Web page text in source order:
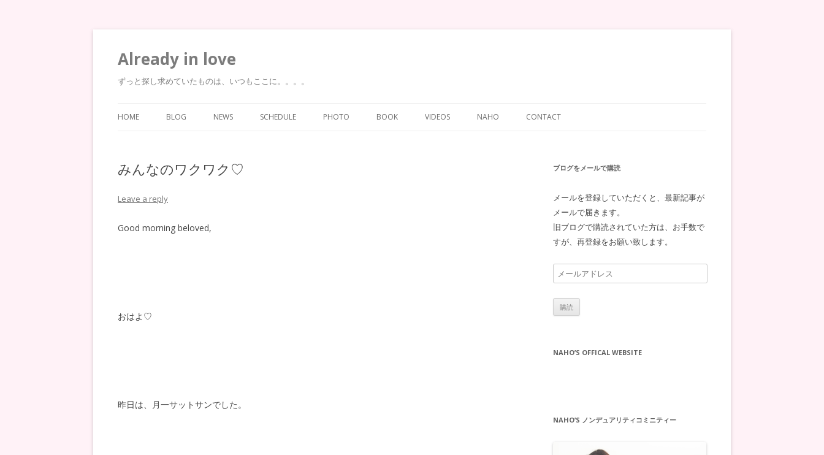
Already in love
ずっと探し求めていたものは、いつもここに。。。。
HOME BLOG NEWS SCHEDULE PHOTO BOOK VIDEOS NAHO CONTACT
みんなのワクワク♡
Leave a reply
Good morning beloved,
おはよ♡
昨日は、月一サットサンでした。
ブログをメールで購読
メールを登録していただくと、最新記事が
メールで届きます。
旧ブログで購読されていた方は、お手数で
すが、再登録をお願い致します。
メ
ー
ル
ア
NAHO’S OFFICAL WEBSITE
NAHO’S ノンデュアリティコミニティー